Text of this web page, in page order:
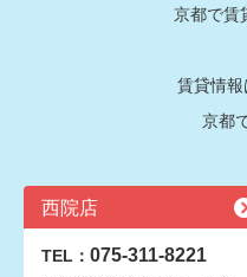
京都で賃
賃貸情
京都
西院店
TEL： 075-311-8221